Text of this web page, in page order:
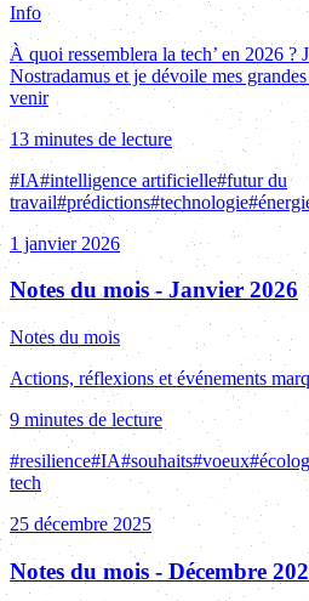
Info
À quoi ressemblera la tech’ en 2026 ?
Nostradamus et je dévoile mes
venir
13 minutes de lecture
#IA#intelligence artificielle#futur du
travail#prédictions#technologie#
1 janvier 2026
Notes du mois - Janvier 2026
Notes du mois
Actions, réflexions et événements
9 minutes de lecture
#resilience#IA#souhaits#voeux#
tech
25 décembre 2025
Notes du mois - Décembre